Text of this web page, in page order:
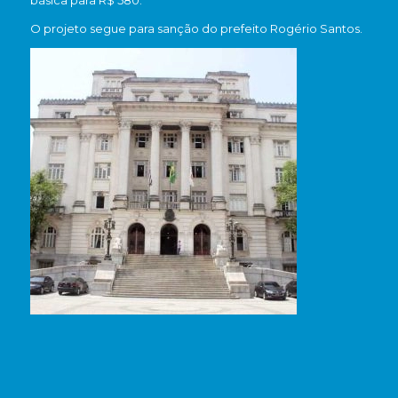
O projeto segue para sanção do prefeito Rogério Santos.